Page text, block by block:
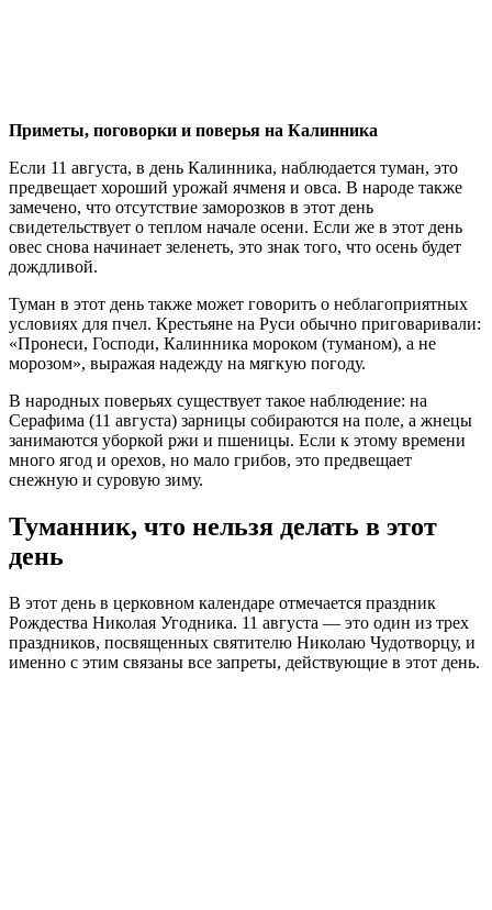
Приметы, поговорки и поверья на Калинника
Если 11 августа, в день Калинника, наблюдается туман, это
предвещает хороший урожай ячменя и овса. В народе также
замечено, что отсутствие заморозков в этот день
свидетельствует о теплом начале осени. Если же в этот день
овес снова начинает зеленеть, это знак того, что осень будет
дождливой.
Туман в этот день также может говорить о неблагоприятных
условиях для пчел. Крестьяне на Руси обычно приговаривали:
«Пронеси, Господи, Калинника мороком (туманом), а не
морозом», выражая надежду на мягкую погоду.
В народных поверьях существует такое наблюдение: на
Серафима (11 августа) зарницы собираются на поле, а жнецы
занимаются уборкой ржи и пшеницы. Если к этому времени
много ягод и орехов, но мало грибов, это предвещает
снежную и суровую зиму.
Туманник, что нельзя делать в этот
день
В этот день в церковном календаре отмечается праздник
Рождества Николая Угодника. 11 августа — это один из трех
праздников, посвященных святителю Николаю Чудотворцу, и
именно с этим связаны все запреты, действующие в этот день.